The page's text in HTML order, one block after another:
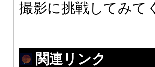
撮影に挑戦してみて
関連リンク